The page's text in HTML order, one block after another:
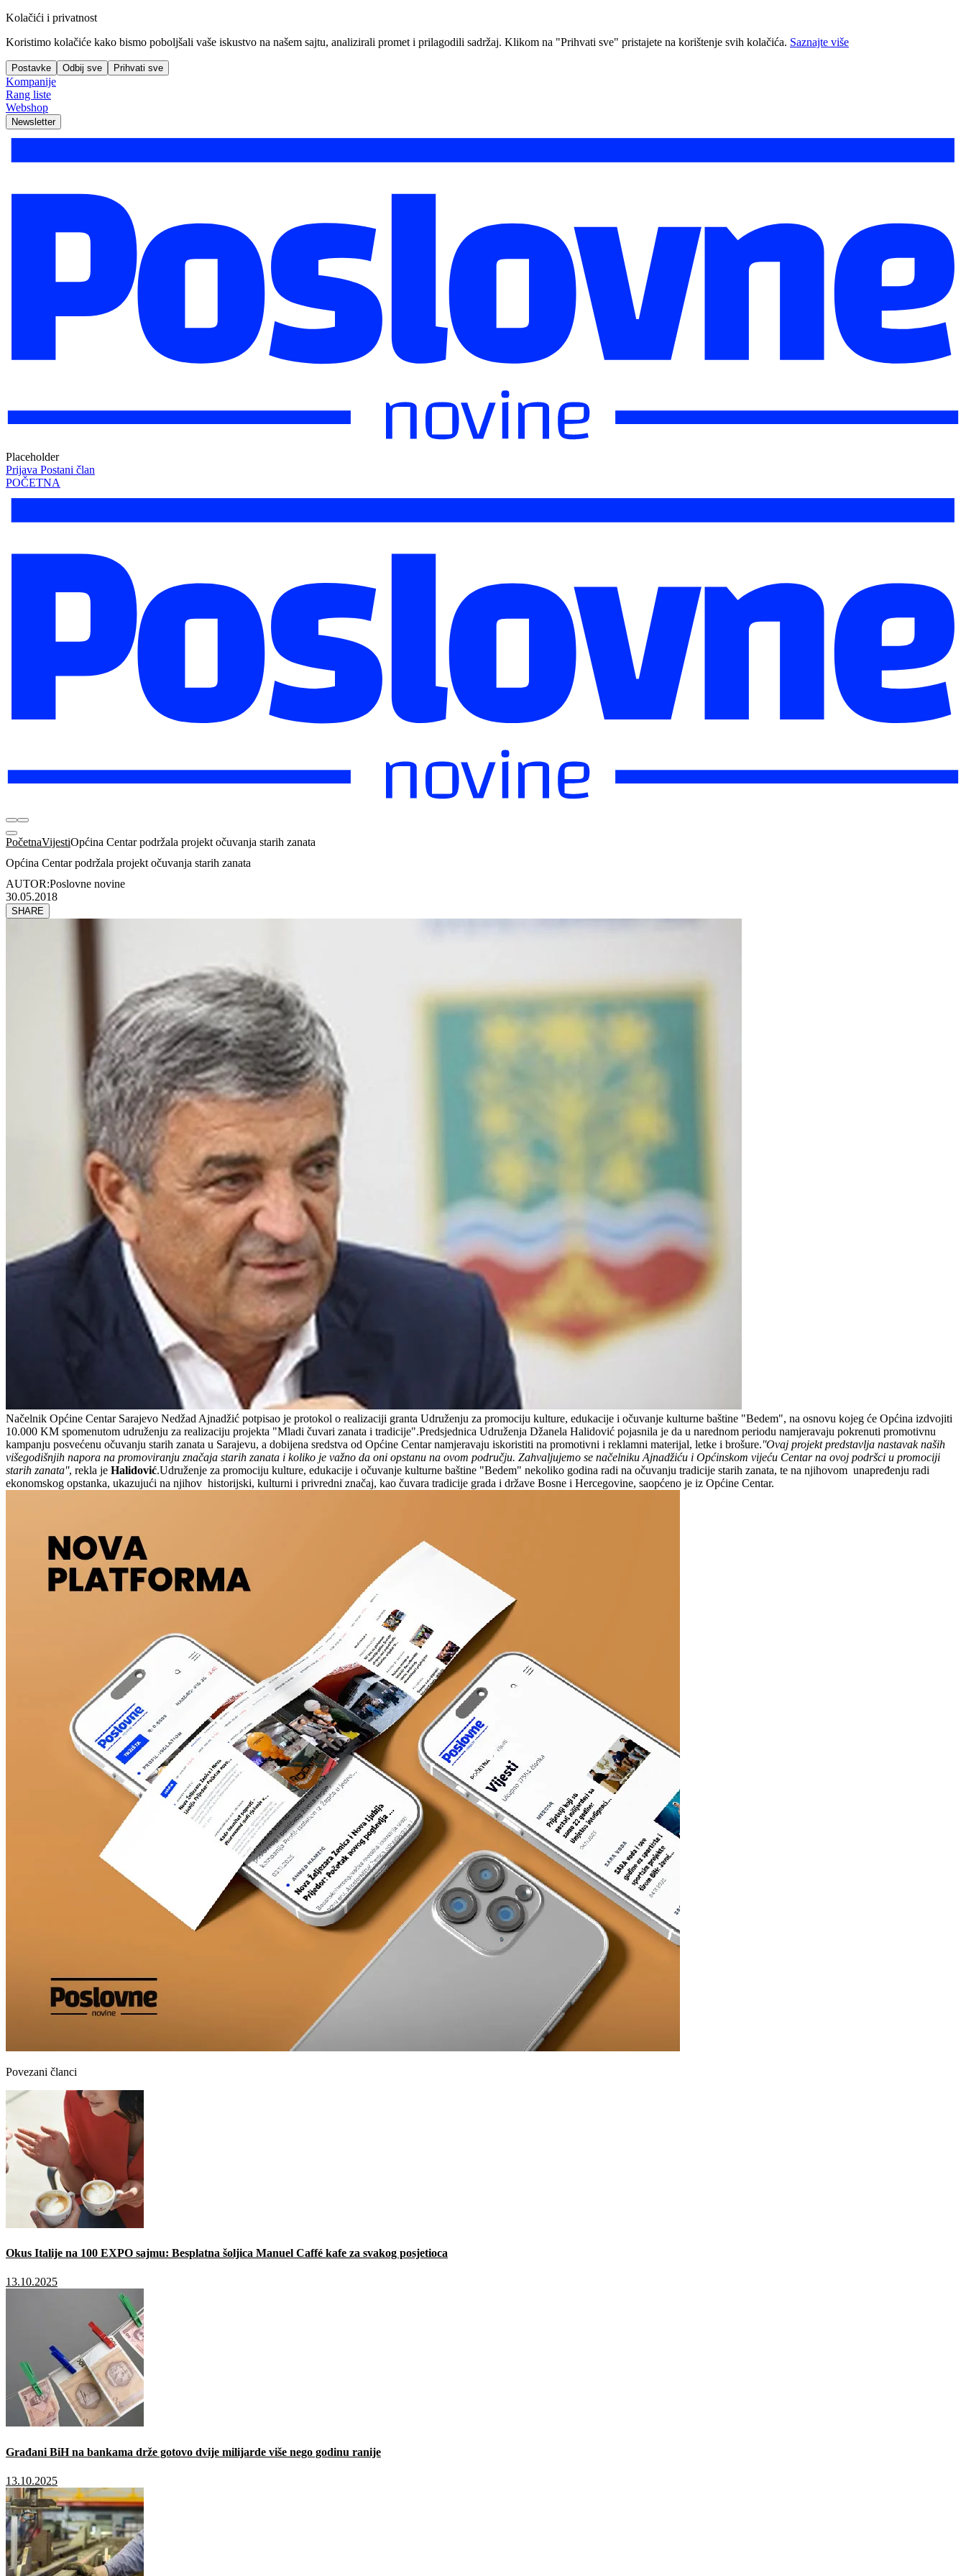
Kolačići i privatnost
Koristimo kolačiće kako bismo poboljšali vaše iskustvo na našem sajtu, analizirali promet i prilagodili sadržaj. Klikom na "Prihvati sve" pristajete na korištenje svih kolačića. Saznajte više
Postavke Odbij sve Prihvati sve
Kompanije
Rang liste
Webshop
Newsletter
Placeholder
Prijava Postani član
POČETNA
PočetnaVijestiOpćina Centar podržala projekt očuvanja starih zanata
Općina Centar podržala projekt očuvanja starih zanata
AUTOR:Poslovne novine
30.05.2018
SHARE
Načelnik Općine Centar Sarajevo Nedžad Ajnadžić potpisao je protokol o realizaciji granta Udruženju za promociju kulture, edukacije i očuvanje kulturne baštine "Bedem", na osnovu kojeg će Općina izdvojiti
10.000 KM spomenutom udruženju za realizaciju projekta "Mladi čuvari zanata i tradicije".Predsjednica Udruženja Džanela Halidović pojasnila je da u narednom periodu namjeravaju pokrenuti promotivnu
kampanju posvećenu očuvanju starih zanata u Sarajevu, a dobijena sredstva od Općine Centar namjeravaju iskoristiti na promotivni i reklamni materijal, letke i brošure.''Ovaj projekt predstavlja nastavak naših
višegodišnjih napora na promoviranju značaja starih zanata i koliko je važno da oni opstanu na ovom području. Zahvaljujemo se načelniku Ajnadžiću i Općinskom vijeću Centar na ovoj podršci u promociji
starih zanata'', rekla je Halidović.Udruženje za promociju kulture, edukacije i očuvanje kulturne baštine "Bedem" nekoliko godina radi na očuvanju tradicije starih zanata, te na njihovom unapređenju radi
ekonomskog opstanka, ukazujući na njihov historijski, kulturni i privredni značaj, kao čuvara tradicije grada i države Bosne i Hercegovine, saopćeno je iz Općine Centar.
Povezani članci
Okus Italije na 100 EXPO sajmu: Besplatna šoljica Manuel Caffé kafe za svakog posjetioca
13.10.2025
Građani BiH na bankama drže gotovo dvije milijarde više nego godinu ranije
13.10.2025